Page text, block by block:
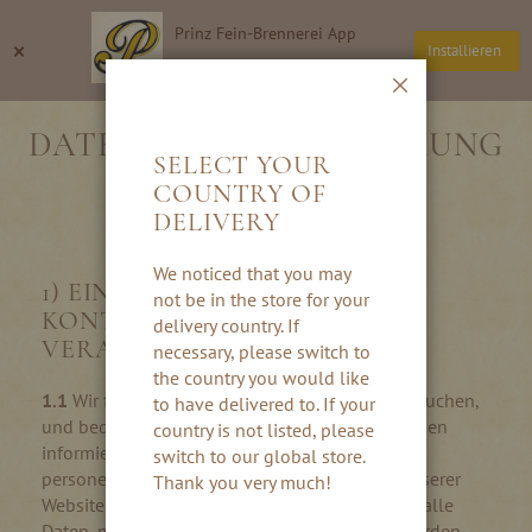
× Prinz Fein-Brennerei App
Installieren
Inhalt
Suche
DATENSCHUTZBESTIMMUNG
1) EINLEITUNG UND
KONTAKTDATEN DES
VERANTWORTLICHEN
1.1 Wir freuen uns, dass Sie unsere Website besuchen,
und bedanken uns für Ihr Interesse. Im Folgenden
informieren wir Sie über den Umgang mit Ihren
personenbezogenen Daten bei der Nutzung unserer
Website. Personenbezogene Daten sind hierbei alle
SELECT YOUR
COUNTRY OF
DELIVERY
We noticed that you may
not be in the store for your
delivery country. If
necessary, please switch to
the country you would like
to have delivered to. If your
country is not listed, please
switch to our global store.
Thank you very much!